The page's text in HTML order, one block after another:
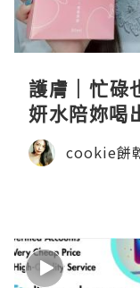
護膚｜忙碌
妍水陪妳喝
cookie餅